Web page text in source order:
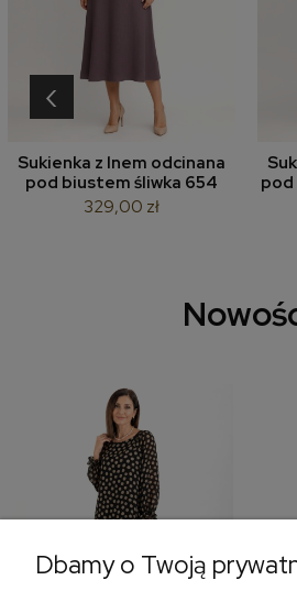
Sukienka z lnem odcinana
pod biustem śliwka 654
329,00 zł
pod
‹
Dbamy o Twoją